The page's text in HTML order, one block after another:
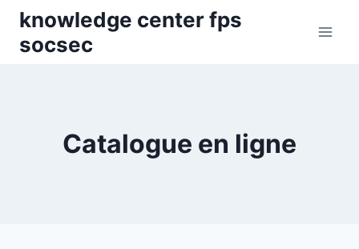
Skip
content
knowledge center fps
socsec
Catalogue en ligne